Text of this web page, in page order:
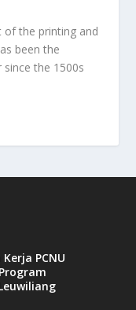
of the printing and
been the
since the 1500s
PCNU